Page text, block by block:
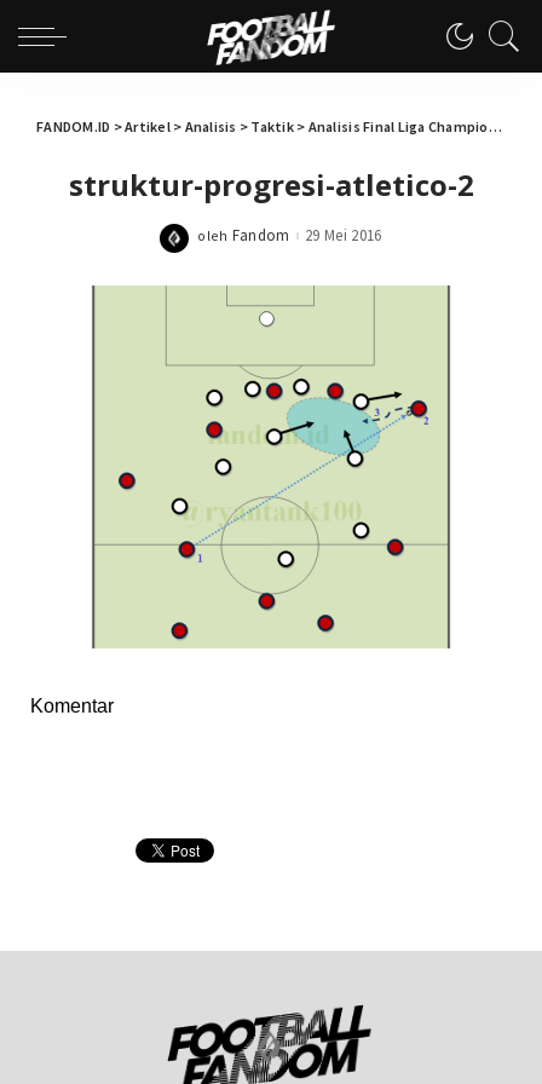
FANDOM.ID >Artikel> Analisis > Taktik> Analisis Final Liga Champions 2015/2016: Real Madrid vs Atletico Madrid
struktur-progresi-atletico-2
Posted
oleh Fandom 29 Mei 2016
Komentar